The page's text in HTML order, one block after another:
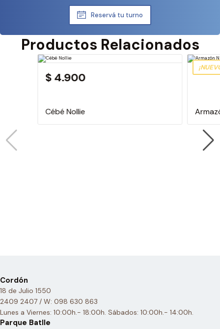
Reservá tu turno
Productos Relacionados
$ 4.900
Cébé Nollie
Cordón
18 de Julio 1550
2409 2407 / W: 098 630 863
Lunes a Viernes: 10:00h.- 18:00h. Sábados: 10:00h.- 14:00h.
Parque Batlle